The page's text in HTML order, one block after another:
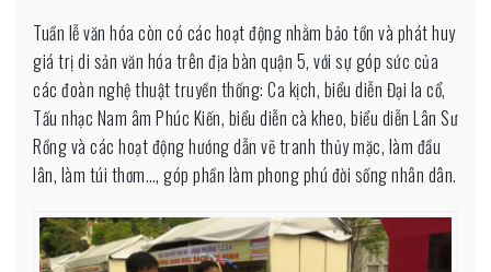
Tuần lễ văn hóa còn có các hoạt động nhằm bảo tồn và phát huy
giá trị di sản văn hóa trên địa bàn quận 5, với sự góp sức của
các đoàn nghệ thuật truyền thống: Ca kịch, biểu diễn Đại la cổ,
Tấu nhạc Nam âm Phúc Kiến, biểu diễn cà kheo, biểu diễn Lân Sư
Rồng và các hoạt động hướng dẫn vẽ tranh thủy mặc, làm đầu
lân, làm túi thơm…, góp phần làm phong phú đời sống nhân dân.